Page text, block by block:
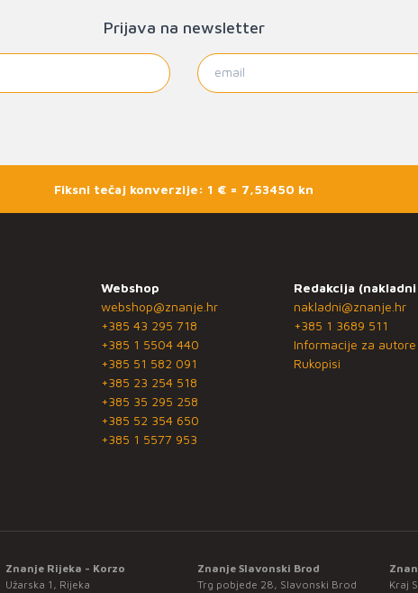
Prijava na newsletter
Fiksni tečaj konverzije: 1 € = 7,53450 kn
Webshop
webshop@znanje.hr
+385 43 295 718
+385 1 5504 440
+385 51 582 091
+385 23 254 518
+385 35 295 258
+385 52 354 650
+385 1 5577 953
Redakcija
nakladni@znanje.hr
+385 1 3689 511
Informacije za
Rukopisi
Znanje Rijeka - Korzo
Užarska 1, Rijeka
Znanje Slavonski Brod
Trg pobjede 28, Slavonski Brod
Kraj